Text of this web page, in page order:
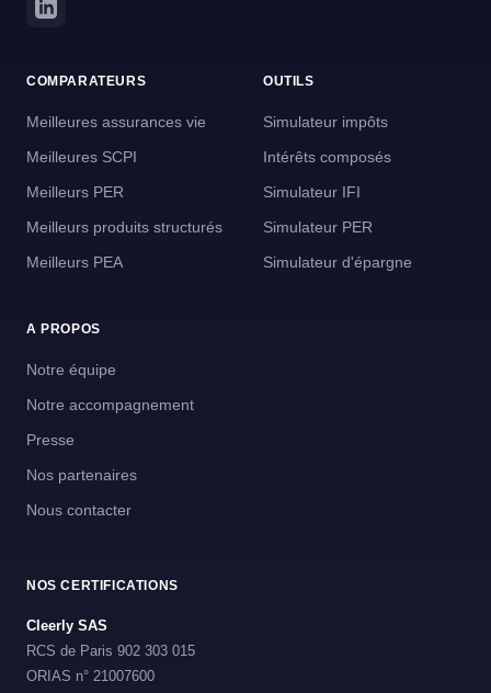
COMPARATEURS
Meilleures assurances vie
Meilleures SCPI
Meilleurs PER
Meilleurs produits structurés
Meilleurs PEA
OUTILS
Simulateur impôts
Intérêts composés
Simulateur IFI
Simulateur PER
Simulateur d'épargne
A PROPOS
Notre équipe
Notre accompagnement
Presse
Nos partenaires
Nous contacter
NOS CERTIFICATIONS
Cleerly SAS
RCS de Paris 902 303 015
ORIAS n° 21007600